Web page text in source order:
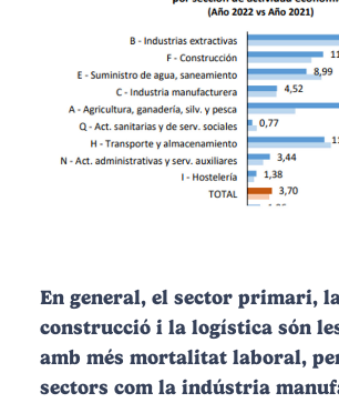
En general, el sector primari,
construcció i la logística són
amb més mortalitat laboral,
sectors com la indústria